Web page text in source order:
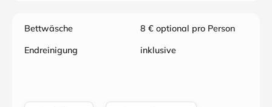
Bettwäsche
8 € optional pro Person
Endreinigung
inklusive